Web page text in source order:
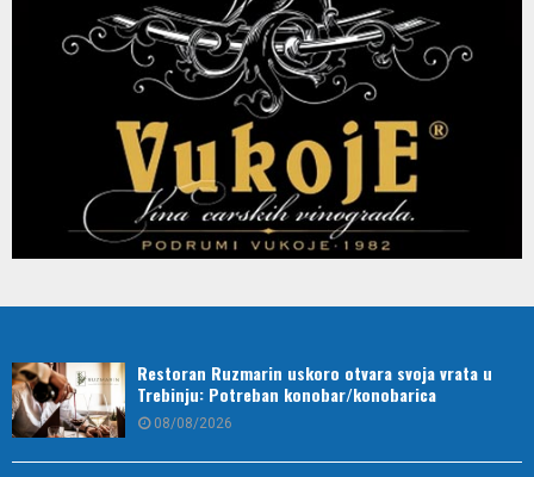
Restoran Ruzmarin uskoro otvara svoja vrata u
Trebinju: Potreban konobar/konobarica
08/08/2026